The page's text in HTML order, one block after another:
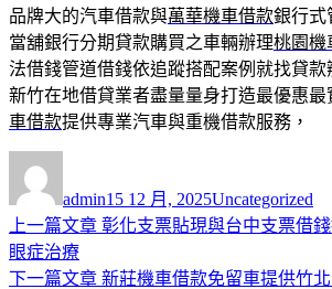
品牌大的汽車借款與萬華機車借款銀行式
當舖銀行分期貸款購買之車輛辦理桃園機
法借錢管道借錢依追蹤搭配案例就找貸款
新竹在地借貸業者盡量量身打造最優惠最
車借款提供專業汽車與重機借款服務，
者
admin佈
日
15 12 月, 2025類
Uncategorized
文
章
上一篇文章 上
篇
彰化支票貼現與台中支票借
眼症治療
下一篇文章 下
新莊機車借款免留車提供竹